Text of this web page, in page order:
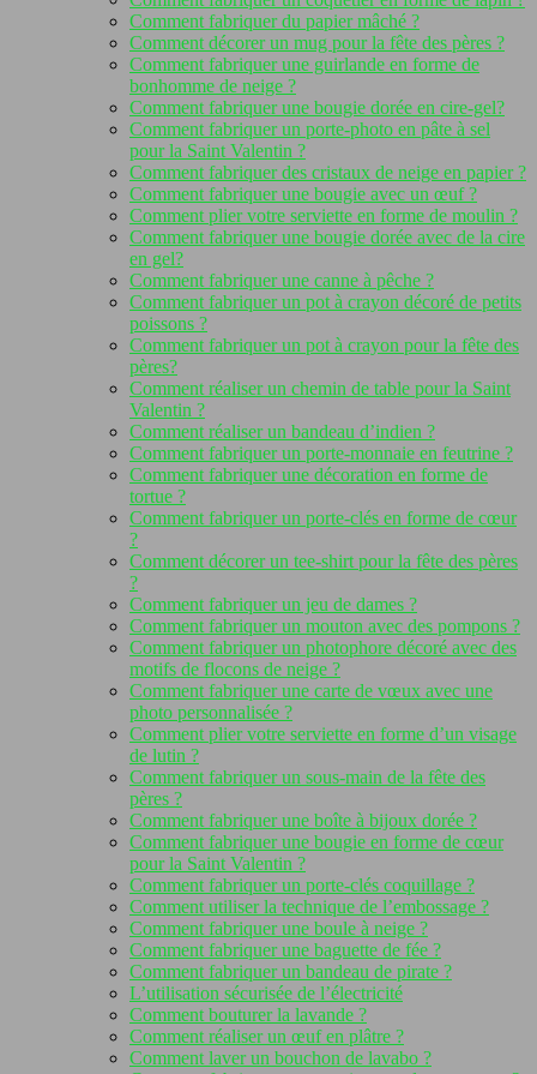
Comment fabriquer du papier mâché ?
Comment décorer un mug pour la fête des pères ?
Comment fabriquer une guirlande en forme de
bonhomme de neige ?
Comment fabriquer une bougie dorée en cire-gel?
Comment fabriquer un porte-photo en pâte à sel
pour la Saint Valentin ?
Comment fabriquer des cristaux de neige en papier ?
Comment fabriquer une bougie avec un œuf ?
Comment plier votre serviette en forme de moulin ?
Comment fabriquer une bougie dorée avec de la cire
en gel?
Comment fabriquer une canne à pêche ?
Comment fabriquer un pot à crayon décoré de petits
poissons ?
Comment fabriquer un pot à crayon pour la fête des
pères?
Comment réaliser un chemin de table pour la Saint
Valentin ?
Comment réaliser un bandeau d’indien ?
Comment fabriquer un porte-monnaie en feutrine ?
Comment fabriquer une décoration en forme de
tortue ?
Comment fabriquer un porte-clés en forme de cœur
?
Comment décorer un tee-shirt pour la fête des pères
?
Comment fabriquer un jeu de dames ?
Comment fabriquer un mouton avec des pompons ?
Comment fabriquer un photophore décoré avec des
motifs de flocons de neige ?
Comment fabriquer une carte de vœux avec une
photo personnalisée ?
Comment plier votre serviette en forme d’un visage
de lutin ?
Comment fabriquer un sous-main de la fête des
pères ?
Comment fabriquer une boîte à bijoux dorée ?
Comment fabriquer une bougie en forme de cœur
pour la Saint Valentin ?
Comment fabriquer un porte-clés coquillage ?
Comment utiliser la technique de l’embossage ?
Comment fabriquer une boule à neige ?
Comment fabriquer une baguette de fée ?
Comment fabriquer un bandeau de pirate ?
L’utilisation sécurisée de l’électricité
Comment bouturer la lavande ?
Comment réaliser un œuf en plâtre ?
Comment laver un bouchon de lavabo ?